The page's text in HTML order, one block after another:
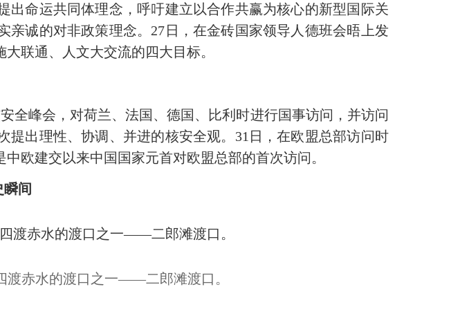
命运共同体理念，呼吁建立以合作共赢为核心的新型国际关
诚的对非政策理念。27日，在金砖国家领导人德班会晤上发
联通、人文大交流的四大目标。
峰会，对荷兰、法国、德国、比利时进行国事访问，并访问
出理性、协调、并进的核安全观。31日，在欧盟总部访问时
欧建交以来中国国家元首对欧盟总部的首次访问。
瞬间
渡赤水的渡口之一——二郎滩渡口。